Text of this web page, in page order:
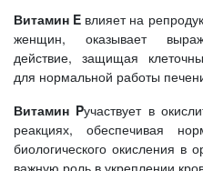
Витамин E влияет на
женщин, оказывает
действие, защищая
для нормальной работы
Витамин Pучаствует в
реакциях, обеспечивая
биологического окисления в
важную роль в укреплении